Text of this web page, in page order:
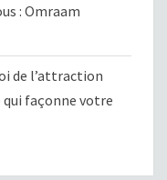
: Omraam
de l’attraction
façonne votre